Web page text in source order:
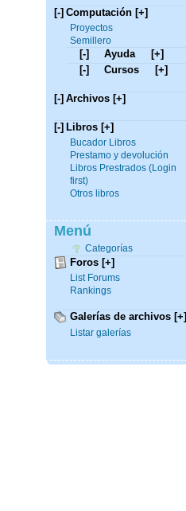
[-] Computación [+]
Proyectos
Semillero
[-] Ayuda
[+]
[-]
Cursos [+]
[-] Archivos [+]
[-] Libros [+]
Bucador Libros
Prestamo y devolución
Libros Prestrados (Login
first)
Otros libros
Menú
Categorías
Foros [+]
List Forums
Rankings
Galerías de archivos [+]
Listar galerías